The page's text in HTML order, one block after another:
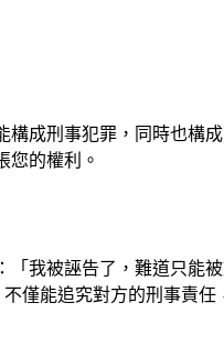
成刑事犯罪，同時也構
您的權利。
我被誣告了，難道只能
僅能追究對方的刑事責